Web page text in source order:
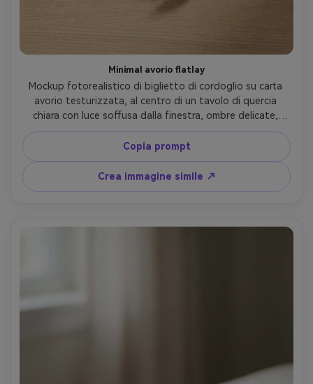
Minimal avorio flatlay
Mockup fotorealistico di biglietto di cordoglio su carta
avorio testurizzata, al centro di un tavolo di quercia
chiara con luce soffusa dalla finestra, ombre delicate,
piccolo rametto di eucalipto nell’angolo, ampio spazio
bianco per aggiungere un messaggio, nessun testo,
nessuna lettera, scattato con Sony A7IV, obiettivo 50mm,
alta risoluzione, color grading neutro e calmo --ar 4:5
Copia prompt
Crea immagine simile ↗